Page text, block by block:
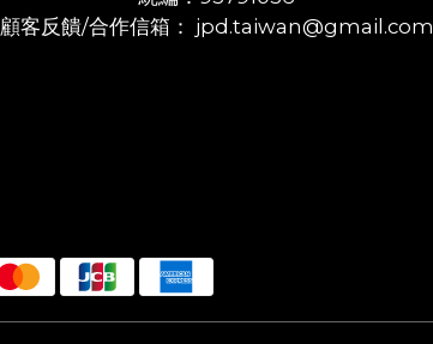
顧客反饋/合作信箱： jpd.taiwan@gmail.com